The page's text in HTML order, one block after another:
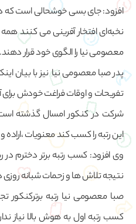
افزود: جای بسی خوشحالی است که
نخبه‌ای افتخار آفرینی می کنند همه
معصومی نیا را الگوی خود قرار دهند.
تفریحات و اوقات فراغت خودش
شرکت در کنکور امسال گذشته
این رتبه را کسب کند معنویات ،اراده
وی افزود: کسب رتبه برتر دخترم
نتیجه تلاش ها و زحمات شبانه
صبا معصومی نیا رتبه برترکنکور
کسب رتبه اول به هوش بالا نیاز